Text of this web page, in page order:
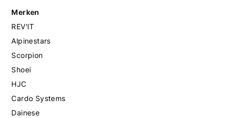
Merken
REV'IT
Alpinestars
Scorpion
Shoei
HJC
Cardo Systems
Dainese